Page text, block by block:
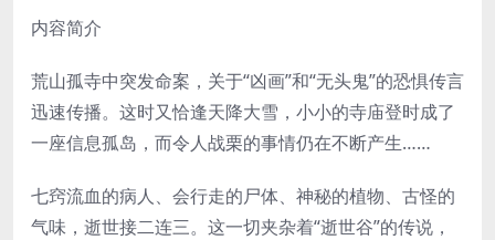
内容简介
荒山孤寺中突发命案，关于“凶画”和“无头鬼”的恐惧传言
迅速传播。这时又恰逢天降大雪，小小的寺庙登时成了
一座信息孤岛，而令人战栗的事情仍在不断产生……
七窍流血的病人、会行走的尸体、神秘的植物、古怪的
气味，逝世接二连三。这一切夹杂着“逝世谷”的传说，